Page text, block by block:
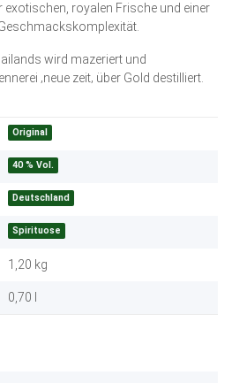
royalen Frische und einer
wird mazeriert und
‚neue zeit‚ über Gold destilliert.
Original
40 % Vol.
Deutschland
Spirituose
1,20 kg
0,70 l